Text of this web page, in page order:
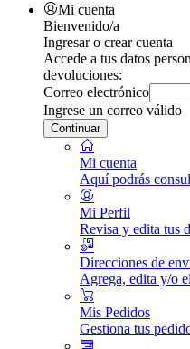
Mi cuenta
Bienvenido/a
Ingresar o crear cuenta
Accede a tus datos
devoluciones:
Correo electrónico
Ingrese un correo válido
Continuar
Mi cuenta
Aquí podrás
Mi Perfil
Revisa y edita tus
Direcciones de
Agrega, edita y/o
Mis Pedidos
Gestiona tus